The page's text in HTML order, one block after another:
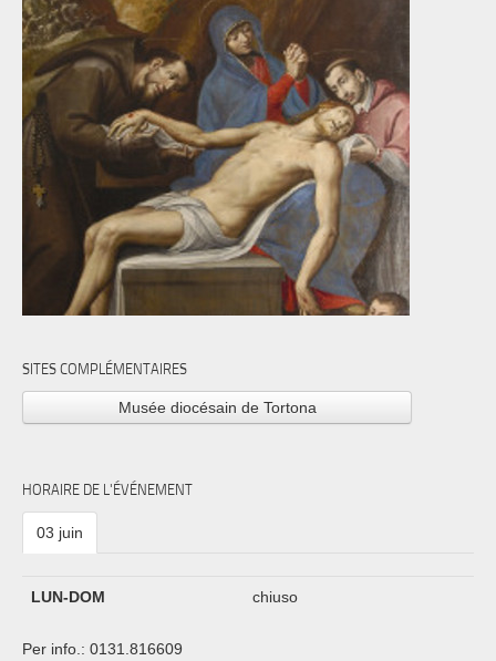
SITES COMPLÉMENTAIRES
Musée diocésain de Tortona
HORAIRE DE L'ÉVÉNEMENT
03 juin
LUN-DOM chiuso
Per info.: 0131.816609